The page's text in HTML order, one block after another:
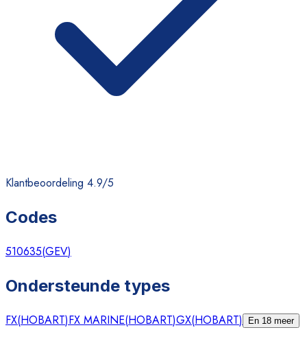
Klantbeoordeling 4.9/5
Codes
510635(GEV)
Ondersteunde types
FX(HOBART)FX MARINE(HOBART)GX(HOBART) En 18 meer